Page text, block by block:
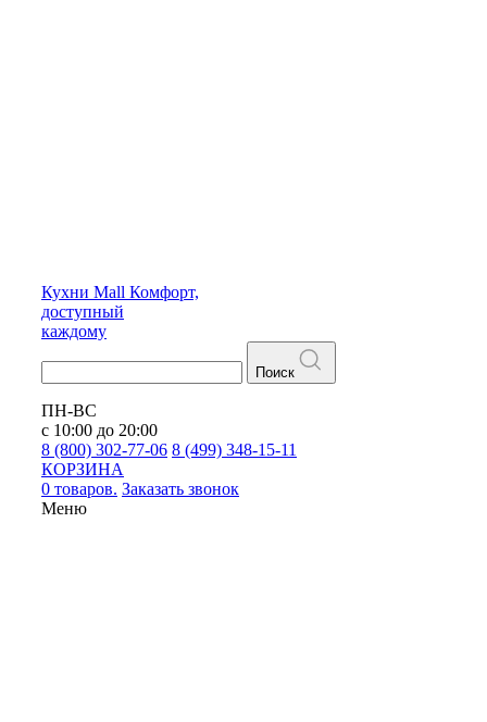
Кухни Mall Комфорт,
доступный
каждому
Поиск
ПН-ВС
с 10:00 до 20:00
8 (800) 302-77-06 8 (499) 348-15-11
КОРЗИНА
0 товаров. Заказать звонок
Меню